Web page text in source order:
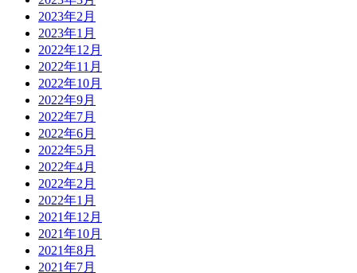
2023年2月
2023年1月
2022年12月
2022年11月
2022年10月
2022年9月
2022年7月
2022年6月
2022年5月
2022年4月
2022年2月
2022年1月
2021年12月
2021年10月
2021年8月
2021年7月